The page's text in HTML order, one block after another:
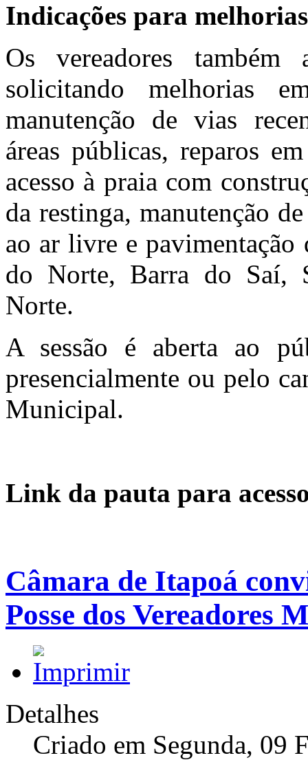
Indicações para
Os vereadores também
solicitando melhorias
manutenção de vias
áreas públicas, reparos
acesso à praia com
da restinga, manutenção
ao ar livre e pavimentação
do Norte, Barra do Saí,
Norte.
A sessão é aberta ao
presencialmente ou pelo
Municipal.
Link da pauta para
Câmara de Itapoá
Posse dos Vereadores
Detalhes
Criado em Segunda, 09